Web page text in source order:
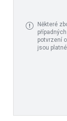
Některé
potvrzení
jsou